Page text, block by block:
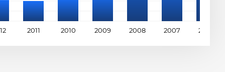
2011 2010 2009 2008 2007 2006